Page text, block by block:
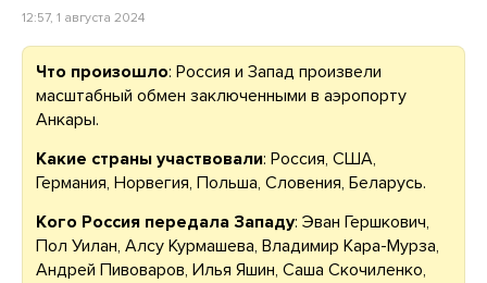
12:57, 1 августа 2024
Что произошло: Россия и Запад произвели
масштабный обмен заключенными в аэропорту
Анкары.
Какие страны участвовали: Россия, США,
Германия, Норвегия, Польша, Словения, Беларусь.
Кого Россия передала Западу: Эван Гершкович,
Пол Уилан, Алсу Курмашева, Владимир Кара-Мурза,
Андрей Пивоваров, Илья Яшин, Саша Скочиленко,